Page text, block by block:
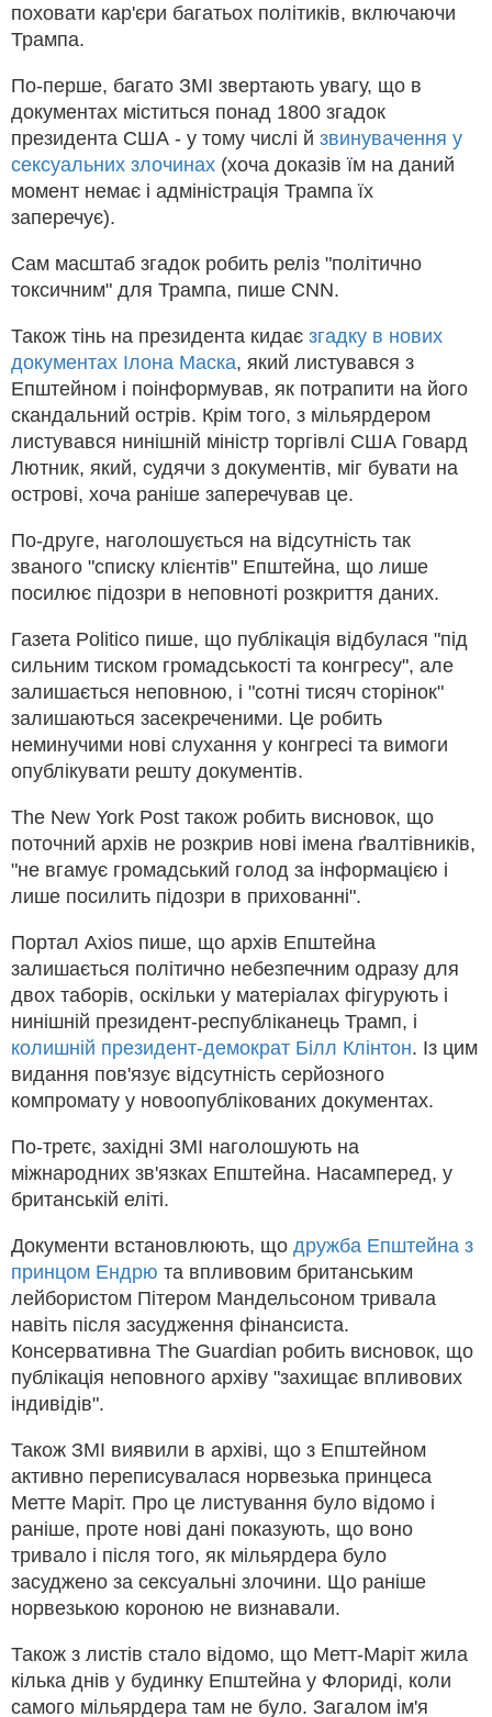
поховати кар'єри багатьох політиків, включаючи
Трампа.
По-перше, багато ЗМІ звертають увагу, що в
документах міститься понад 1800 згадок
президента США - у тому числі й звинувачення у
сексуальних злочинах (хоча доказів їм на даний
момент немає і адміністрація Трампа їх
заперечує).
Сам масштаб згадок робить реліз "політично
токсичним" для Трампа, пише CNN.
Також тінь на президента кидає згадку в нових
документах Ілона Маска, який листувався з
Епштейном і поінформував, як потрапити на його
скандальний острів. Крім того, з мільярдером
листувався нинішній міністр торгівлі США Говард
Лютник, який, судячи з документів, міг бувати на
острові, хоча раніше заперечував це.
По-друге, наголошується на відсутність так
званого "списку клієнтів" Епштейна, що лише
посилює підозри в неповноті розкриття даних.
Газета Politico пише, що публікація відбулася "під
сильним тиском громадськості та конгресу", але
залишається неповною, і "сотні тисяч сторінок"
залишаються засекреченими. Це робить
неминучими нові слухання у конгресі та вимоги
опублікувати решту документів.
The New York Post також робить висновок, що
поточний архів не розкрив нові імена ґвалтівників,
"не вгамує громадський голод за інформацією і
лише посилить підозри в прихованні".
Портал Axios пише, що архів Епштейна
залишається політично небезпечним одразу для
двох таборів, оскільки у матеріалах фігурують і
нинішній президент-республіканець Трамп, і
колишній президент-демократ Білл Клінтон. Із цим
видання пов'язує відсутність серйозного
компромату у новоопублікованих документах.
По-третє, західні ЗМІ наголошують на
міжнародних зв'язках Епштейна. Насамперед, у
британській еліті.
Документи встановлюють, що дружба Епштейна з
принцом Ендрю та впливовим британським
лейбористом Пітером Мандельсоном тривала
навіть після засудження фінансиста.
Консервативна The Guardian робить висновок, що
публікація неповного архіву "захищає впливових
індивідів".
Також ЗМІ виявили в архіві, що з Епштейном
активно переписувалася норвезька принцеса
Метте Маріт. Про це листування було відомо і
раніше, проте нові дані показують, що воно
тривало і після того, як мільярдера було
засуджено за сексуальні злочини. Що раніше
норвезькою короною не визнавали.
Також з листів стало відомо, що Метт-Маріт жила
кілька днів у будинку Епштейна у Флориді, коли
самого мільярдера там не було. Загалом ім'я